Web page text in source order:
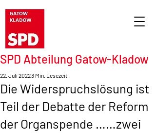
SPD Abteilung Gatow-Kladow
Die Widerspruchslösung ist
Teil der Debatte der Reform
der Organspende ……zwei
22. Juli 20223 Min. Lesezeit